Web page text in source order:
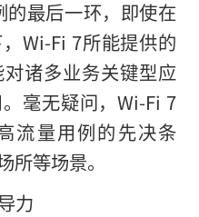
最后一环，即使在
Wi-Fi 7所能提供的
诸多业务关键型应
毫无疑问，Wi-Fi 7
流量用例的先决条
等场景。
力